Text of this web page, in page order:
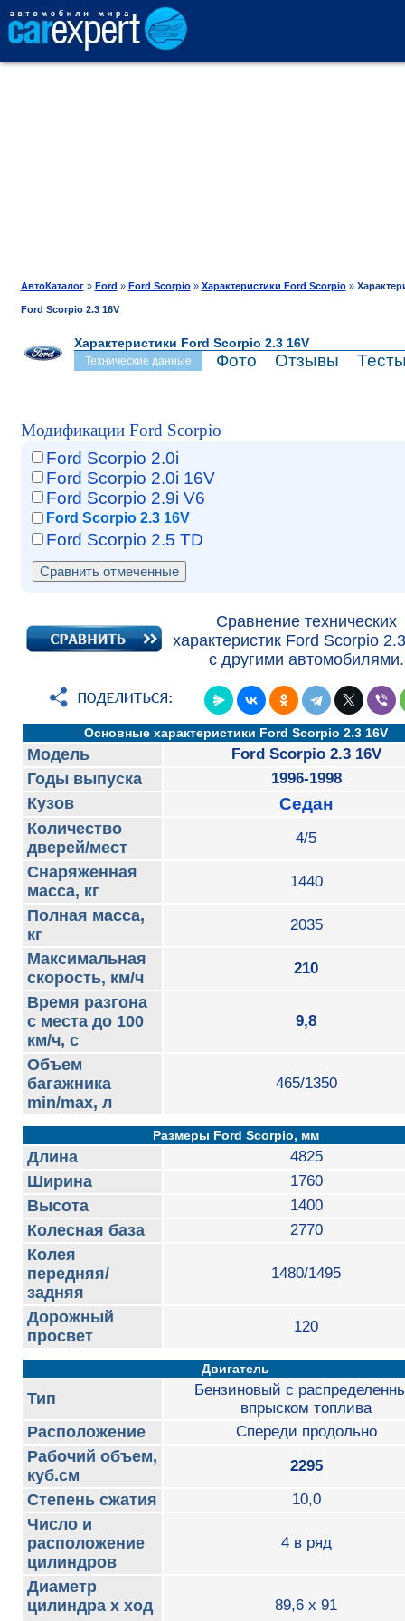
ТЕСТ-ДРАЙВ
ПРОДАЖА
АвтоКаталог» Ford » Ford Scorpio» Характеристики Ford Scorpio»
Ford Scorpio 2.3 16V
Характеристики Ford Scorpio 2.3 16V
Технические данные Фото Отзывы
Модификации Ford Scorpio
Ford Scorpio 2.0i
Ford Scorpio 2.0i 16V
Ford Scorpio 2.9i V6
Ford Scorpio 2.3 16V
Ford Scorpio 2.5 TD
Сравнение технических
характеристик Ford Scorpio
с другими автомобилями.
Основные характеристики Ford Scorpio 2.3 16V
Модель Ford Scorpio 2.3 16V
Годы выпуска 1996-1998
Кузов Седан
Количество
дверей/мест
4/5
Снаряженная
масса, кг
1440
Полная масса,
кг
2035
Максимальная
скорость, км/ч
210
Время разгона
с места до 100
км/ч, с
9,8
Объем
багажника
min/max, л
465/1350
Размеры Ford Scorpio, мм
Длина 4825
Ширина 1760
Высота 1400
Колесная база 2770
Колея
передняя/
задняя
1480/1495
Дорожный
просвет
120
Двигатель
Тип
Бензиновый с
впрыском топлива
Расположение Cпереди продольно
Рабочий объем,
куб.см
2295
Степень сжатия 10,0
Число и
расположение
цилиндров
4 в ряд
Диаметр
цилиндра х ход
89,6 x 91